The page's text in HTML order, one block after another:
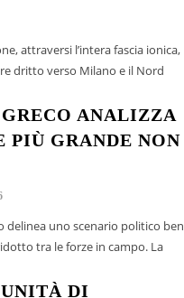
attraversi l’intera fascia ionica,
dritto verso Milano e il Nord
ANALIZZA
PIÙ GRANDE NON
delinea uno scenario politico ben
tra le forze in campo. La
DI